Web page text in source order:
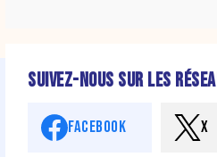
SUIVEZ-NOUS SUR LES
FACEBOOK X